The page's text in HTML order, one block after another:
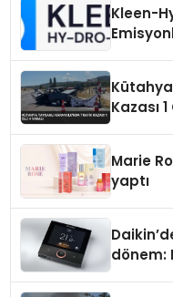
Kleen-
Kazası
Marie
yaptı
dönem: